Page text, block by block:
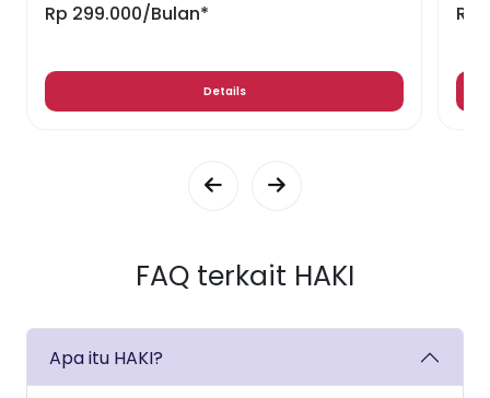
Rp 299.000/Bulan*
Details
Rp
FAQ terkait HAKI
Apa itu HAKI?